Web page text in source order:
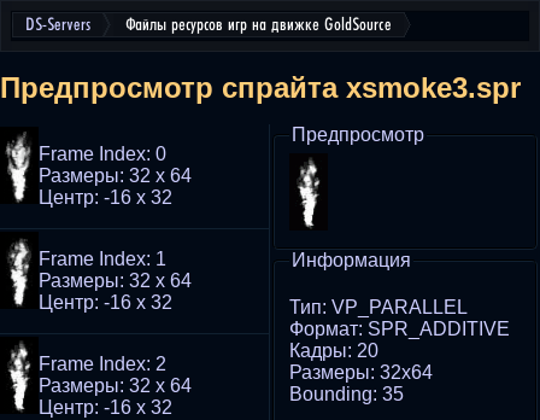
DS-Servers Файлы ресурсов игр на движке GoldSource
Предпросмотр спрайта xsmoke3.spr
Предпросмотр
Информация
Тип: VP_PARALLEL
Формат: SPR_ADDITIVE
Кадры: 20
Размеры: 32x64
Bounding: 35
Frame Index: 0
Размеры: 32 x 64
Центр: -16 x 32
Frame Index: 1
Размеры: 32 x 64
Центр: -16 x 32
Frame Index: 2
Размеры: 32 x 64
Центр: -16 x 32